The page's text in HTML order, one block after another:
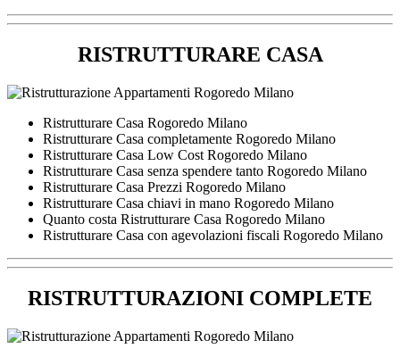
RISTRUTTURARE CASA
Ristrutturare Casa Rogoredo Milano
Ristrutturare Casa completamente Rogoredo Milano
Ristrutturare Casa Low Cost Rogoredo Milano
Ristrutturare Casa senza spendere tanto Rogoredo Milano
Ristrutturare Casa Prezzi Rogoredo Milano
Ristrutturare Casa chiavi in mano Rogoredo Milano
Quanto costa Ristrutturare Casa Rogoredo Milano
Ristrutturare Casa con agevolazioni fiscali Rogoredo Milano
RISTRUTTURAZIONI COMPLETE